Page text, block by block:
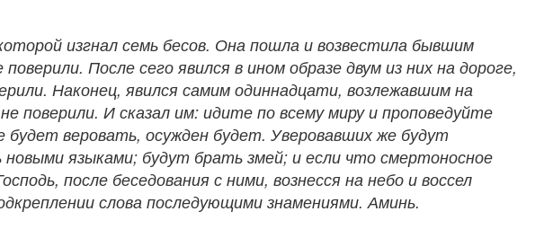
изгнал семь бесов. Она пошла и возвестила бывшим
После сего явился в ином образе двум из них на дороге,
Наконец, явился самим одиннадцати, возлежавшим на
поверили. И сказал им: идите по всему миру и проповедуйте
веровать, осужден будет. Уверовавших же будут
языками; будут брать змей; и если что смертоносное
после беседования с ними, вознесся на небо и воссел
слова последующими знамениями. Аминь.